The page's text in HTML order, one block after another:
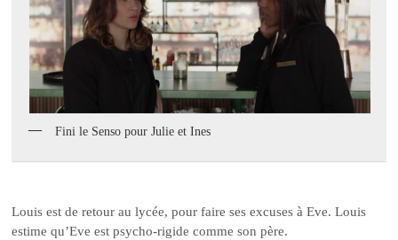
Fini le Senso pour Julie et Ines
Louis est de retour au lycée, pour faire ses excuses à Eve. Louis
estime qu’Eve est psycho-rigide comme son père.